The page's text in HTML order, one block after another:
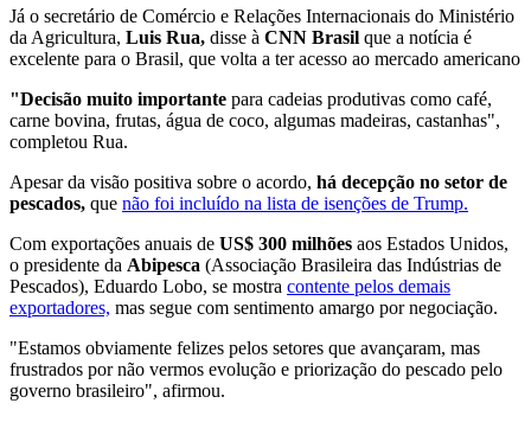
Já o secretário de Comércio e Relações Internacionais do Ministério
da Agricultura, Luis Rua, disse à CNN Brasil que a notícia é
excelente para o Brasil, que volta a ter acesso ao mercado americano
"Decisão muito importante para cadeias produtivas como café,
carne bovina, frutas, água de coco, algumas madeiras, castanhas",
completou Rua.
Apesar da visão positiva sobre o acordo, há decepção no setor de
pescados, que não foi incluído na lista de isenções de Trump.
Com exportações anuais de US$ 300 milhões aos Estados Unidos,
o presidente da Abipesca (Associação Brasileira das Indústrias de
Pescados), Eduardo Lobo, se mostra contente pelos demais
exportadores, mas segue com sentimento amargo por negociação.
"Estamos obviamente felizes pelos setores que avançaram, mas
frustrados por não vermos evolução e priorização do pescado pelo
governo brasileiro", afirmou.